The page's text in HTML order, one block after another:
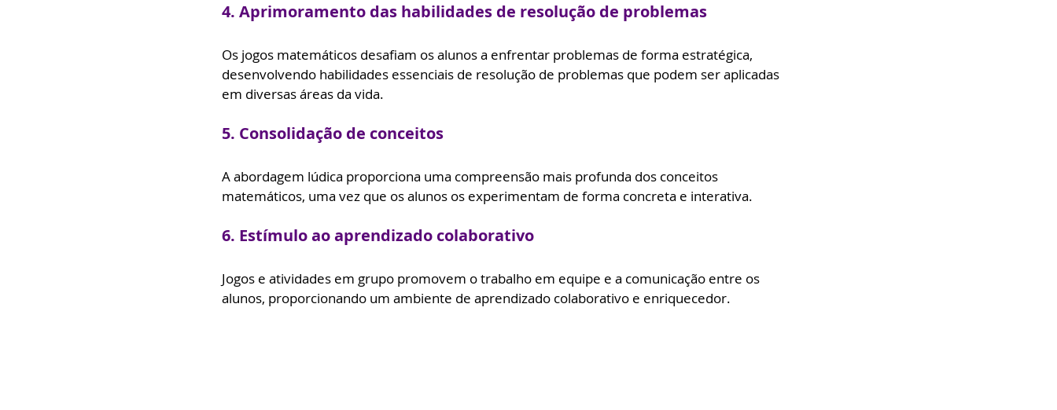
4. Aprimoramento das habilidades de resolução de problemas
Os jogos matemáticos desafiam os alunos a enfrentar problemas de forma estratégica,
desenvolvendo habilidades essenciais de resolução de problemas que podem ser aplicadas
em diversas áreas da vida.
5. Consolidação de conceitos
A abordagem lúdica proporciona uma compreensão mais profunda dos conceitos
matemáticos, uma vez que os alunos os experimentam de forma concreta e interativa.
6. Estímulo ao aprendizado colaborativo
Jogos e atividades em grupo promovem o trabalho em equipe e a comunicação entre os
alunos, proporcionando um ambiente de aprendizado colaborativo e enriquecedor.